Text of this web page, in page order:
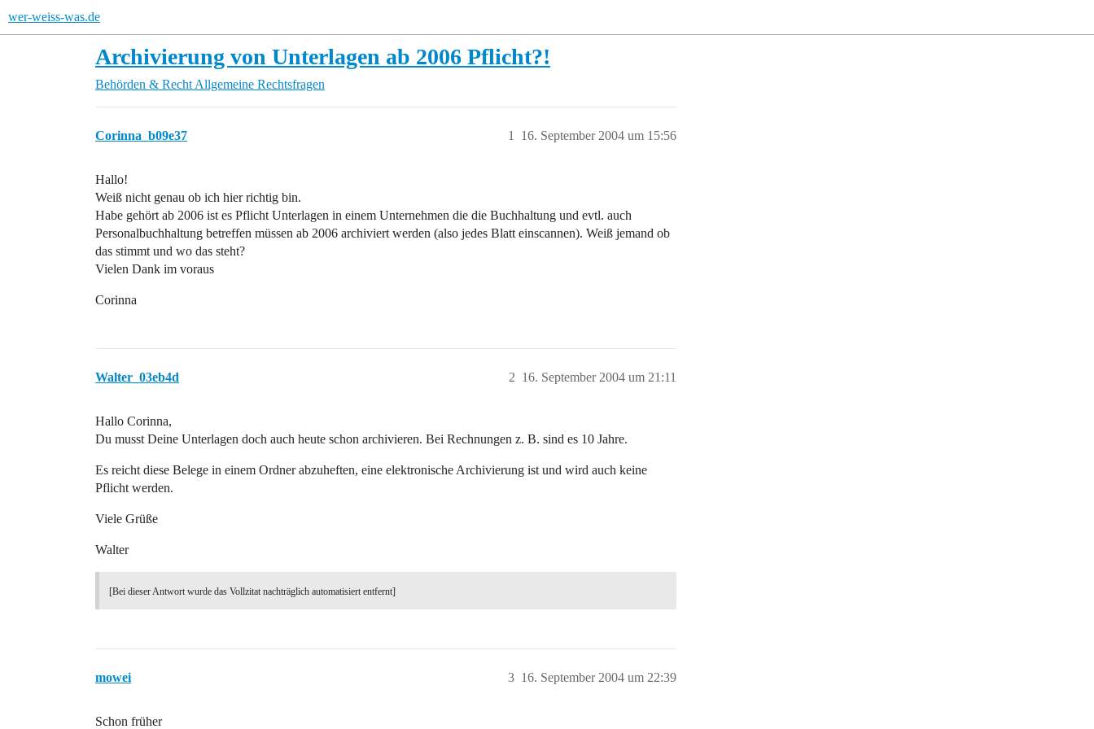
wer-weiss-was.de
Archivierung von Unterlagen ab 2006 Pflicht?!
Behörden & Recht Allgemeine Rechtsfragen
Corinna_b09e37 16. September 2004 um 15:56
1
Hallo!
Weiß nicht genau ob ich hier richtig bin.
Habe gehört ab 2006 ist es Pflicht Unterlagen in einem Unternehmen die die Buchhaltung und evtl. auch
Personalbuchhaltung betreffen müssen ab 2006 archiviert werden (also jedes Blatt einscannen). Weiß jemand ob
das stimmt und wo das steht?
Vielen Dank im voraus
Corinna
Walter_03eb4d 16. September 2004 um 21:11
2
Hallo Corinna,
Du musst Deine Unterlagen doch auch heute schon archivieren. Bei Rechnungen z. B. sind es 10 Jahre.
Es reicht diese Belege in einem Ordner abzuheften, eine elektronische Archivierung ist und wird auch keine
Pflicht werden.
Viele Grüße
Walter
[Bei dieser Antwort wurde das Vollzitat nachträglich automatisiert entfernt]
mowei 16. September 2004 um 22:39
3
Schon früher